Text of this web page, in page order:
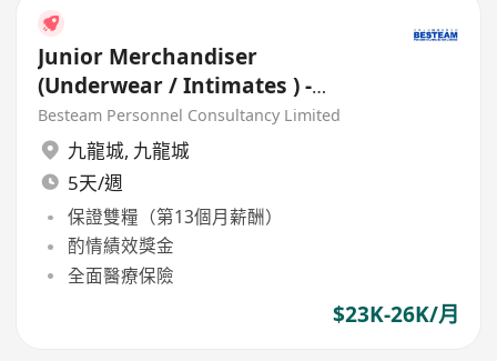
Junior Merchandiser
(Underwear / Intimates ) -
European Fashion Buying
Office
Besteam Personnel Consultancy Limited
九龍城, 九龍城
5天/週
保證雙糧（第13個月薪酬）
酌情績效獎金
全面醫療保險
$23K-26K/月